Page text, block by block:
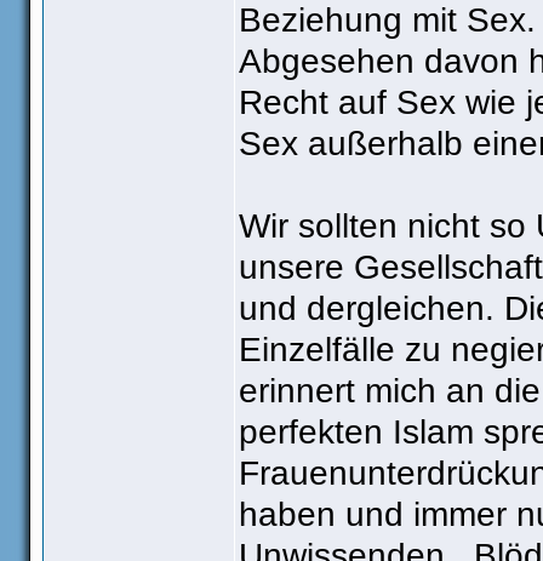
Beziehung mit
Abgesehen davon
Recht auf Sex wie
Sex außerhalb
Wir sollten nicht so
unsere
und dergleichen.
Einzelfälle zu
erinnert mich an
perfekten Islam
haben und immer